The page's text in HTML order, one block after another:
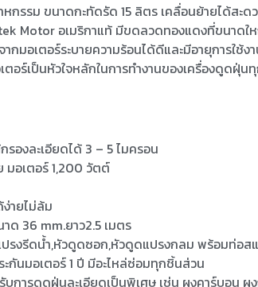
หกรรม ขนาดกะทัดรัด 15 ลิตร เคลื่อนย้ายได้
Motor อเมริกาแท้ มีขดลวดทองแดงที่ขนาดใ
ากมอเตอร์ระบายความร้อนได้ดีและมีอายุการใ
เตอร์เป็นหัวใจหลักในการทำงานของเครื่องดูดฝุ่
องละเอียดได้ 3 – 5 ไมครอน
อเตอร์ 1,200 วัตต์
ายไม่ล้ม
ด 36 mm.ยาว2.5 เมตร
รงรีดน้ำ,หัวดูดซอก,หัวดูดแปรงกลม พร้อมท่อส
กันมอเตอร์ 1 ปี มีอะไหล่ซ่อมทุกชิ้นส่วน
การดูดฝุ่นละเอียดเป็นพิเศษ เช่น ผงคาร์บอน